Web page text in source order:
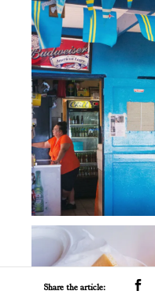
Share the article: